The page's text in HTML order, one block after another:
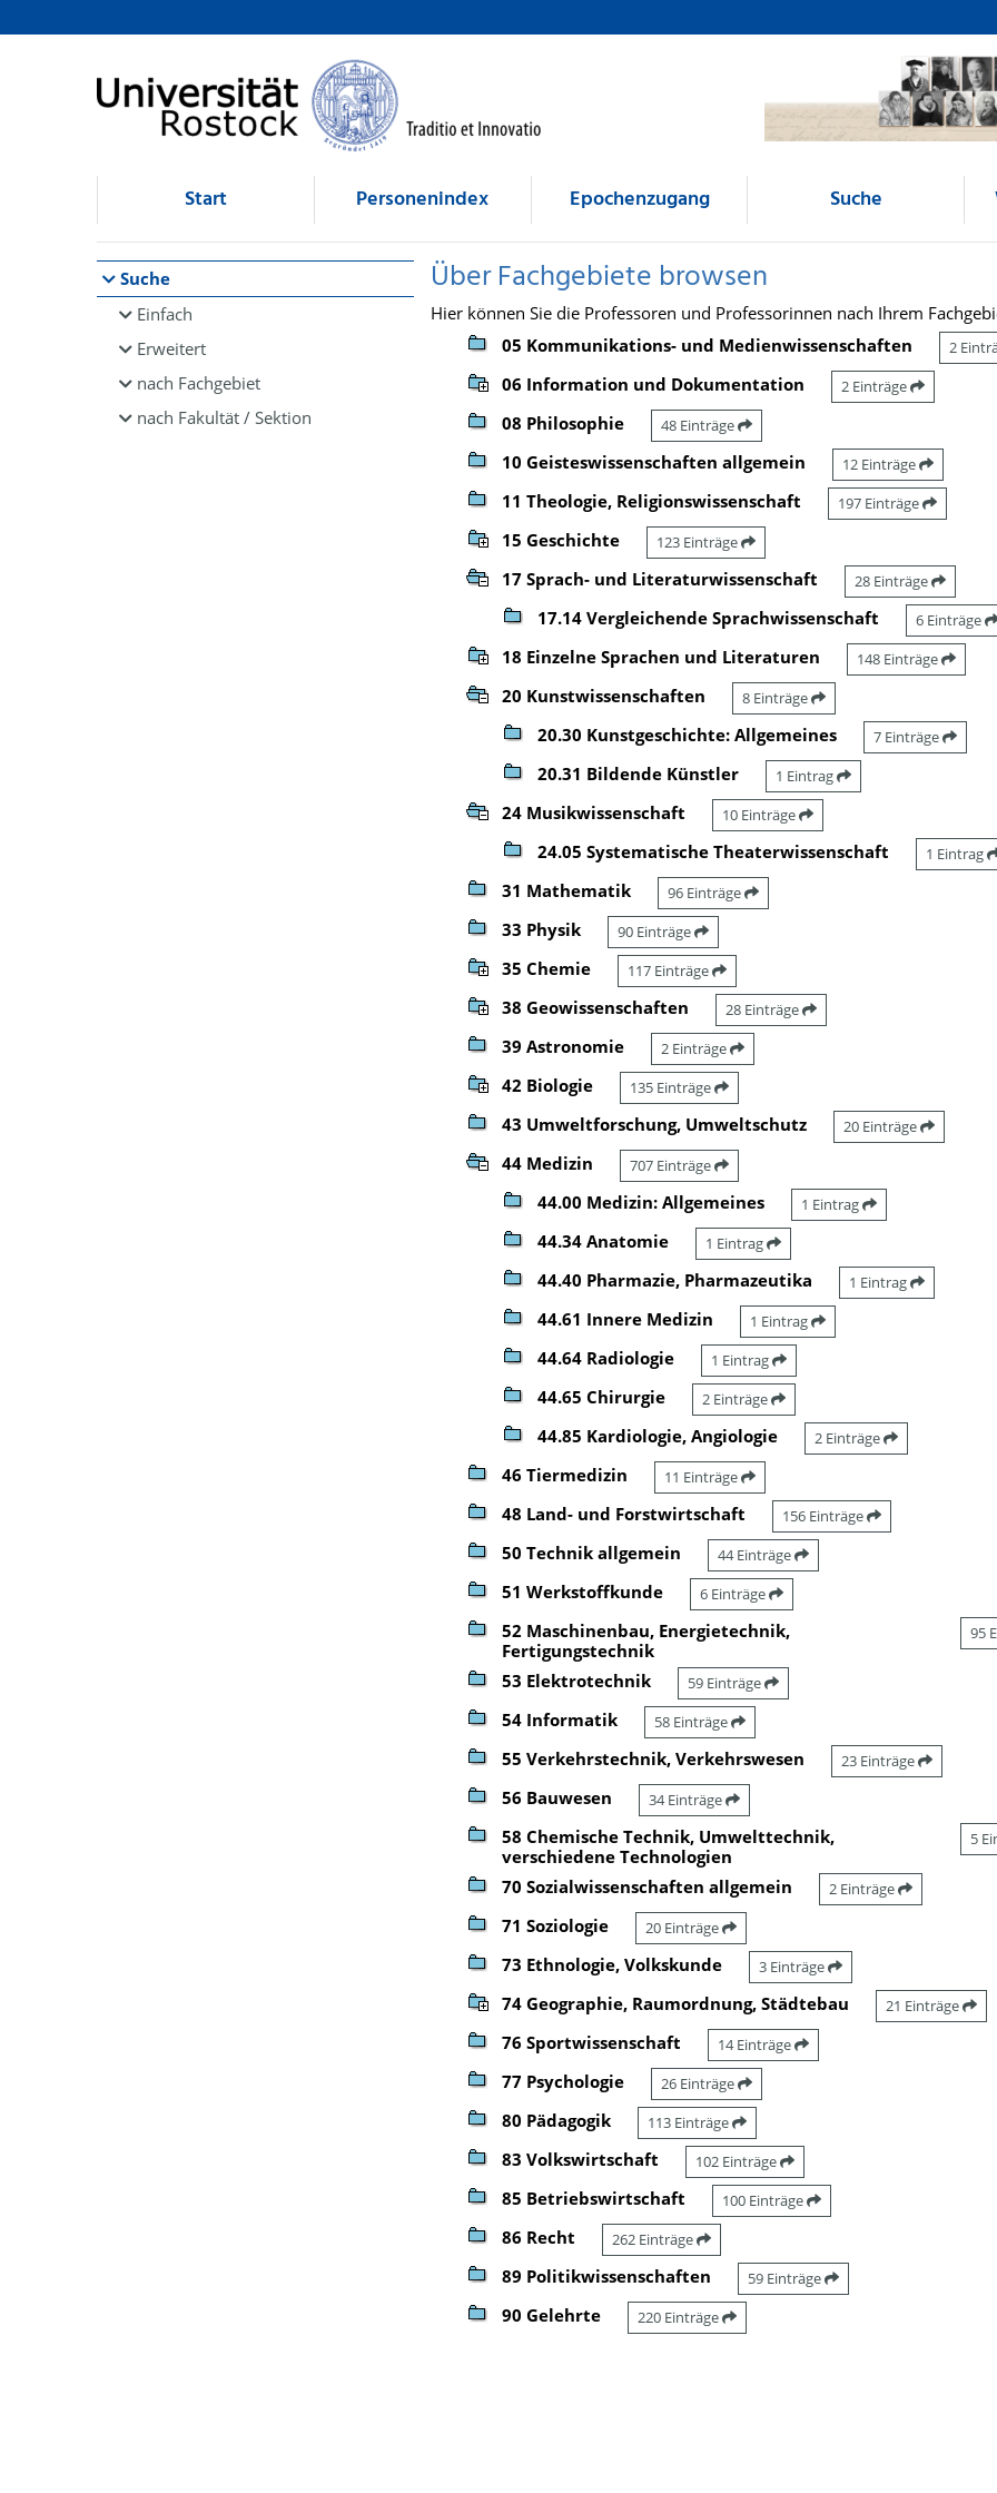
Browsen
direkt zum Inhalt
Start Personenindex Epochenzugang Suche
Suche
Einfach
Erweitert
nach Fachgebiet
nach Fakultät / Sektion
Über Fachgebiete browsen
Hier können Sie die Professoren und Professorinnen nach Ihrem
05 Kommunikations- und Medienwissenschaften
2
06 Information und Dokumentation 2 Einträge
08 Philosophie 48 Einträge
10 Geisteswissenschaften allgemein 12 Einträge
11 Theologie, Religionswissenschaft 197 Einträge
15 Geschichte 123 Einträge
17 Sprach- und Literaturwissenschaft 28 Einträge
17.14 Vergleichende Sprachwissenschaft 6 Einträge
18 Einzelne Sprachen und Literaturen 148 Einträge
20 Kunstwissenschaften 8 Einträge
20.30 Kunstgeschichte: Allgemeines 7 Einträge
20.31 Bildende Künstler 1 Eintrag
24 Musikwissenschaft 10 Einträge
24.05 Systematische Theaterwissenschaft 1 Eintrag
31 Mathematik 96 Einträge
33 Physik 90 Einträge
35 Chemie 117 Einträge
38 Geowissenschaften 28 Einträge
39 Astronomie 2 Einträge
42 Biologie 135 Einträge
43 Umweltforschung, Umweltschutz 20 Einträge
44 Medizin 707 Einträge
44.00 Medizin: Allgemeines 1 Eintrag
44.34 Anatomie 1 Eintrag
44.40 Pharmazie, Pharmazeutika 1 Eintrag
44.61 Innere Medizin 1 Eintrag
44.64 Radiologie 1 Eintrag
44.65 Chirurgie 2 Einträge
44.85 Kardiologie, Angiologie 2 Einträge
46 Tiermedizin 11 Einträge
48 Land- und Forstwirtschaft 156 Einträge
50 Technik allgemein 44 Einträge
51 Werkstoffkunde 6 Einträge
52 Maschinenbau, Energietechnik,
Fertigungstechnik
95
53 Elektrotechnik 59 Einträge
54 Informatik 58 Einträge
55 Verkehrstechnik, Verkehrswesen 23 Einträge
56 Bauwesen 34 Einträge
58 Chemische Technik, Umwelttechnik,
verschiedene Technologien
5
70 Sozialwissenschaften allgemein 2 Einträge
71 Soziologie 20 Einträge
73 Ethnologie, Volkskunde 3 Einträge
74 Geographie, Raumordnung, Städtebau 21 Einträge
76 Sportwissenschaft 14 Einträge
77 Psychologie 26 Einträge
80 Pädagogik 113 Einträge
83 Volkswirtschaft 102 Einträge
85 Betriebswirtschaft 100 Einträge
86 Recht 262 Einträge
89 Politikwissenschaften 59 Einträge
90 Gelehrte 220 Einträge